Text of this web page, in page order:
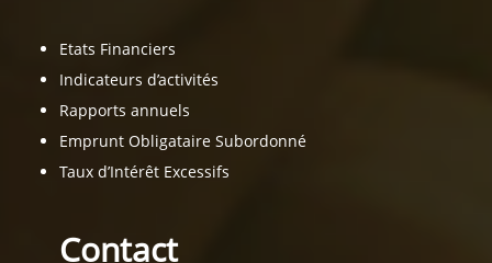
Etats Financiers
Indicateurs d’activités
Rapports annuels
Emprunt Obligataire Subordonné
Taux d’Intérêt Excessifs
Contact